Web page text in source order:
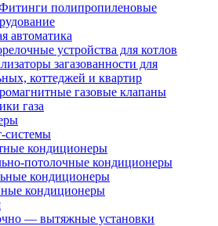
полипропиленовые
автоматика
устройства для котлов
загазованности для
коттеджей и квартир
газовые клапаны
газа
системы
кондиционеры
потолочные кондиционеры
кондиционеры
кондиционеры
— вытяжные установки